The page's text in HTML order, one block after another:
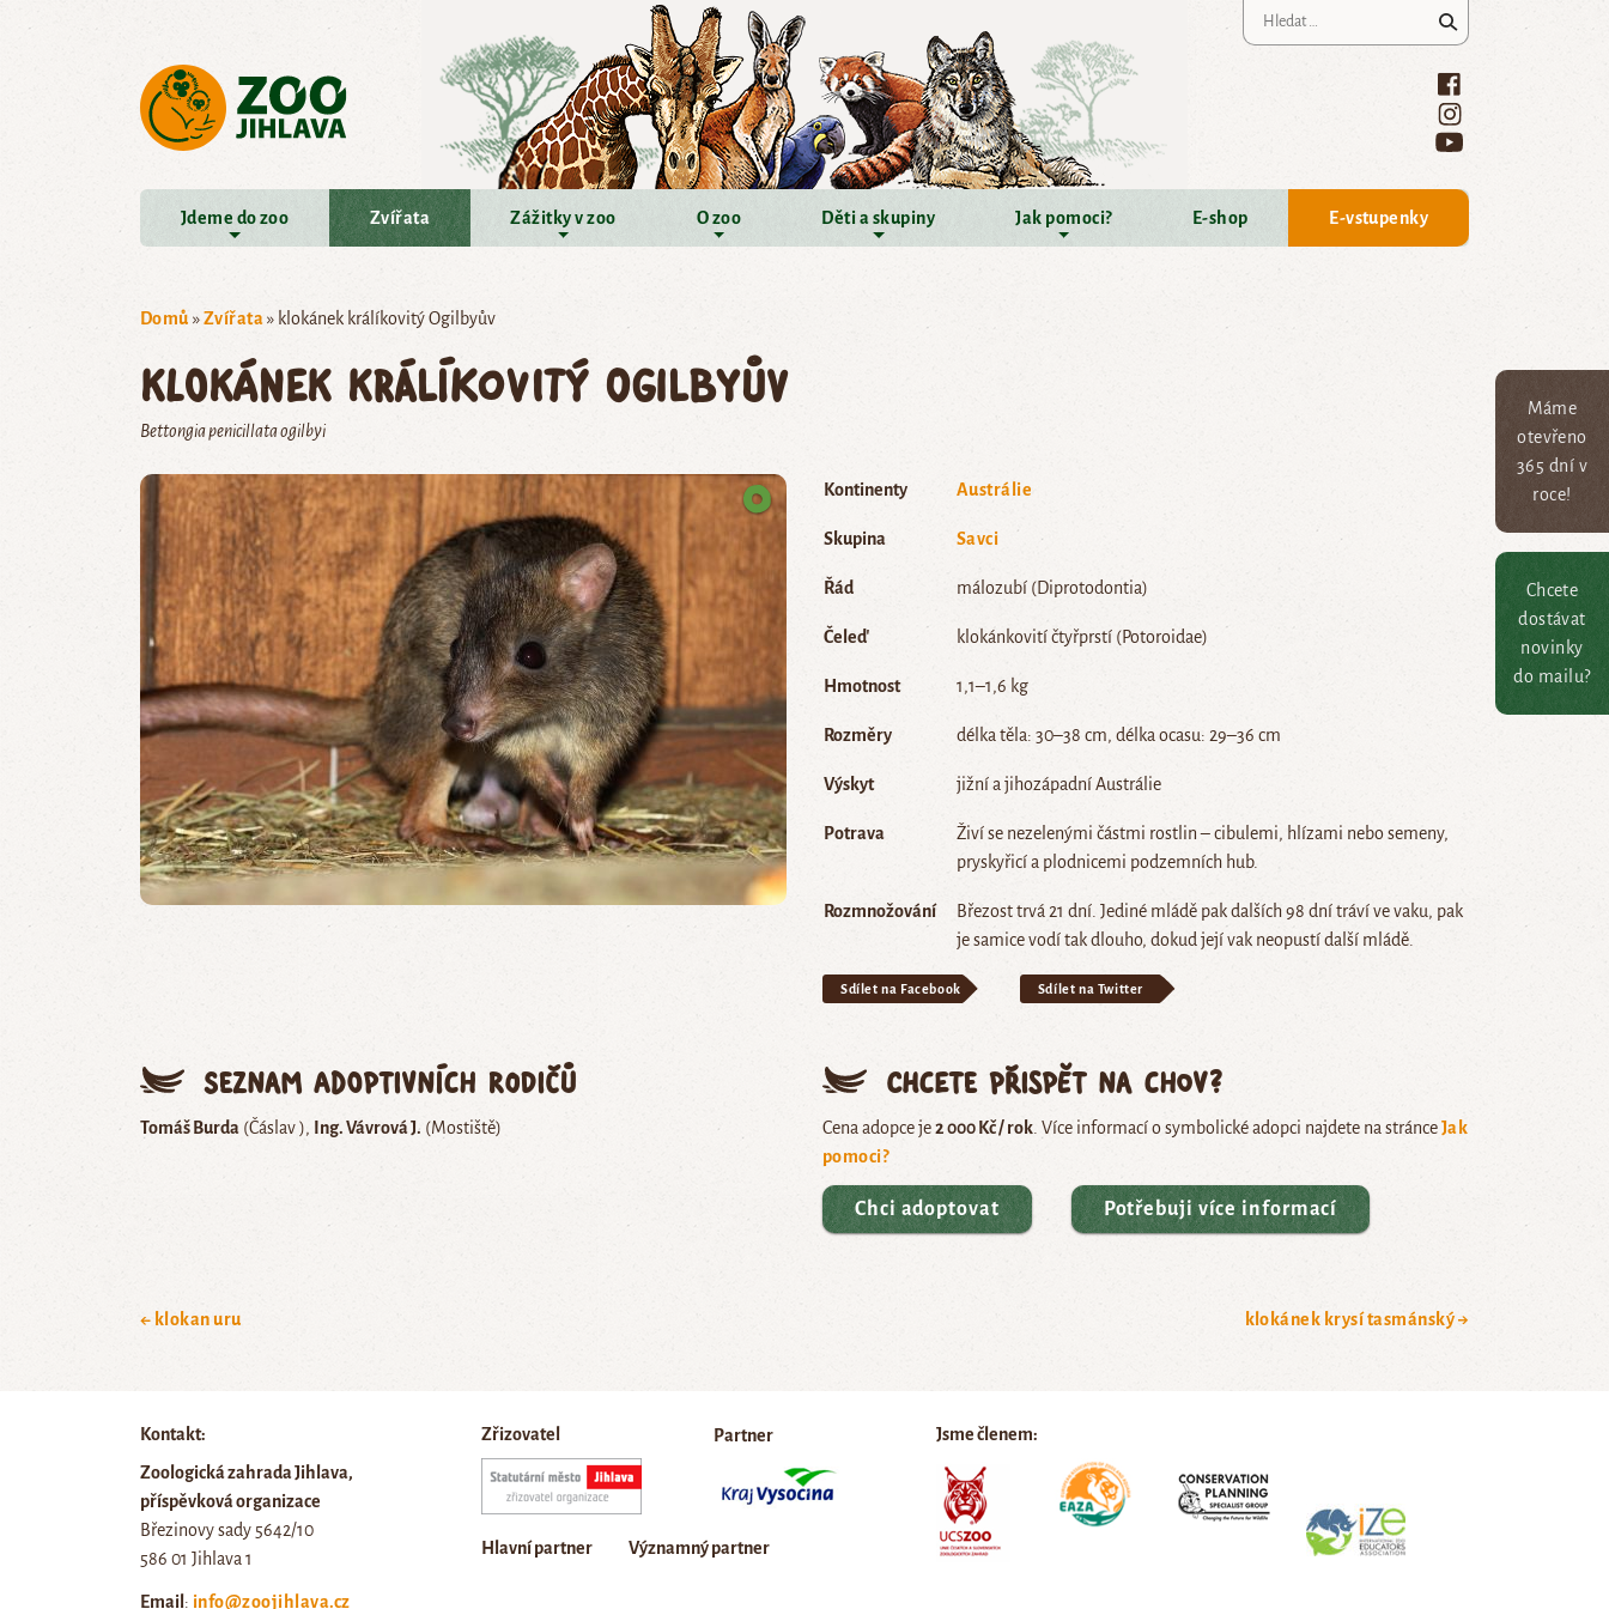
Máme
otevřeno
365 dní v
roce!
Chcete
dostávat
novinky
do mailu?
Jdeme do zoo Zvířata Zážitky v zoo O zoo Děti a skupiny Jak pomoci? E-shop E-vstupenky
Domů »Zvířata» klokánek králíkovitý Ogilbyův
klokánek králíkovitý Ogilbyův
Bettongia penicillata ogilbyi
Kontinenty Austrálie
Skupina Savci
Řád málozubí (Diprotodontia)
Čeleď klokánkovití čtyřprstí (Potoroidae)
Hmotnost 1,1–1,6 kg
Rozměry délka těla: 30–38 cm, délka ocasu: 29–36 cm
Výskyt jižní a jihozápadní Austrálie
Potrava
Živí se nezelenými částmi rostlin – cibulemi, hlízami nebo semeny,
pryskyřicí a plodnicemi podzemních hub.
Rozmnožování
Březost trvá 21 dní. Jediné mládě pak dalších 98 dní tráví ve vaku, pak
je samice vodí tak dlouho, dokud její vak neopustí další mládě.
Sdílet na Facebook Sdílet na Twitter
Seznam adoptivních rodičů
Tomáš Burda (Čáslav ) Ing. Vávrová J. (Mostiště)
Chcete přispět na chov?
Cena adopce je2 000 Kč / rok. Více informací o symbolické adopci najdete na stránceJak
pomoci?
Chci adoptovat Potřebuji více informací
← klokan uru klokánek krysí tasmánský →
Kontakt:
Zoologická zahrada Jihlava,
příspěvková organizace
Březinovy sady 5642/10
586 01 Jihlava 1
Email : info@zoojihlava.cz
Zřizovatel Partner
Hlavní partner Významný partner
Jsme členem: